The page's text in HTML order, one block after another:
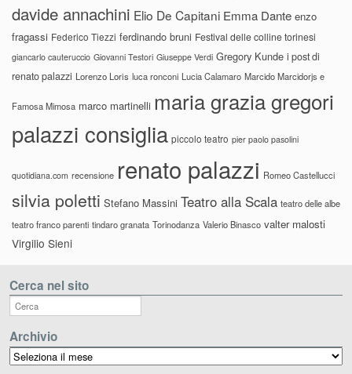
davide annachini Elio De Capitani Emma Dante enzo
fragassi Federico Tiezzi ferdinando bruni Festival delle colline torinesi
giancarlo cauteruccio Giovanni Testori Giuseppe Verdi Gregory Kunde i post di
renato palazzi Lorenzo Loris luca ronconi Lucia Calamaro Marcido Marcidorjs e
Famosa Mimosa marco martinelli maria grazia gregori
palazzi consiglia piccolo teatro pier paolo pasolini
quotidiana.com recensione renato palazzi Romeo Castellucci
silvia poletti Stefano Massini Teatro alla Scala teatro delle albe
teatro franco parenti tindaro granata Torinodanza Valerio Binasco valter malosti
Virgilio Sieni
Cerca nel sito
Archivio
Archivio